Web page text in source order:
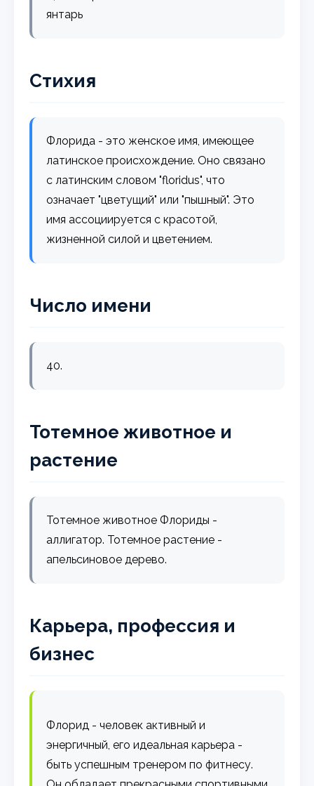
янтарь
Стихия
Флорида - это женское имя, имеющее
латинское происхождение. Оно связано
с латинским словом "floridus", что
означает "цветущий" или "пышный". Это
имя ассоциируется с красотой,
жизненной силой и цветением.
Число имени
40.
Тотемное животное и
растение
Тотемное животное Флориды -
аллигатор. Тотемное растение -
апельсиновое дерево.
Карьера, профессия и
бизнес
Флорид - человек активный и
энергичный, его идеальная карьера -
быть успешным тренером по фитнесу.